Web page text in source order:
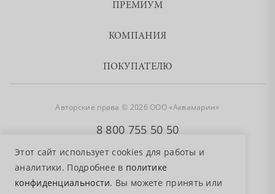
Этот сайт использует cookies для работы и
аналитики. Подробнее в политике
конфиденциальности. Вы можете принять или
ПРЕМИУМ
КОМПАНИЯ
ПОКУПАТЕЛЮ
Авторские права © 2026 ООО «Аквамарин»
8 800 755 50 50